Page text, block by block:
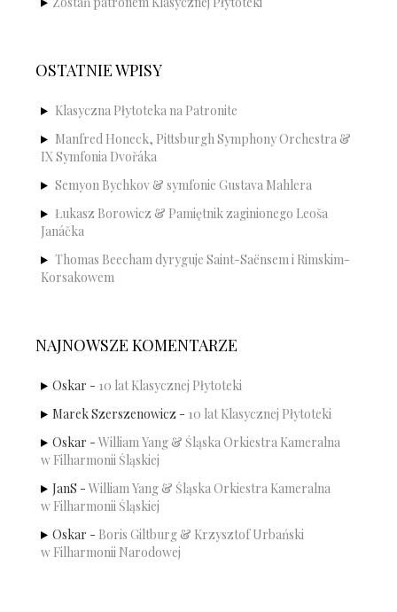
OSTATNIE WPISY
Klasyczna Płytoteka na Patronite
Manfred Honeck, Pittsburgh Symphony Orchestra &
IX Symfonia Dvořáka
Semyon Bychkov & symfonie Gustava Mahlera
Łukasz Borowicz & Pamiętnik zaginionego Leoša
Janáčka
Thomas Beecham dyryguje Saint-Saënsem i Rimskim-
Korsakowem
NAJNOWSZE KOMENTARZE
Oskar - 10 lat Klasycznej Płytoteki
Marek Szerszenowicz - 10 lat Klasycznej Płytoteki
Oskar - William Yang & Śląska Orkiestra Kameralna
w Filharmonii Śląskiej
JanS - William Yang & Śląska Orkiestra Kameralna
w Filharmonii Śląskiej
Oskar - Boris Giltburg & Krzysztof Urbański
w Filharmonii Narodowej